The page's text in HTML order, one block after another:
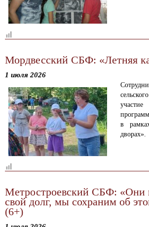
Мордвесский СБФ: «Летняя
1 июля 2026
участие
в
Метростроевский СБФ: «Они
свой долг, мы сохраним об
(6+)